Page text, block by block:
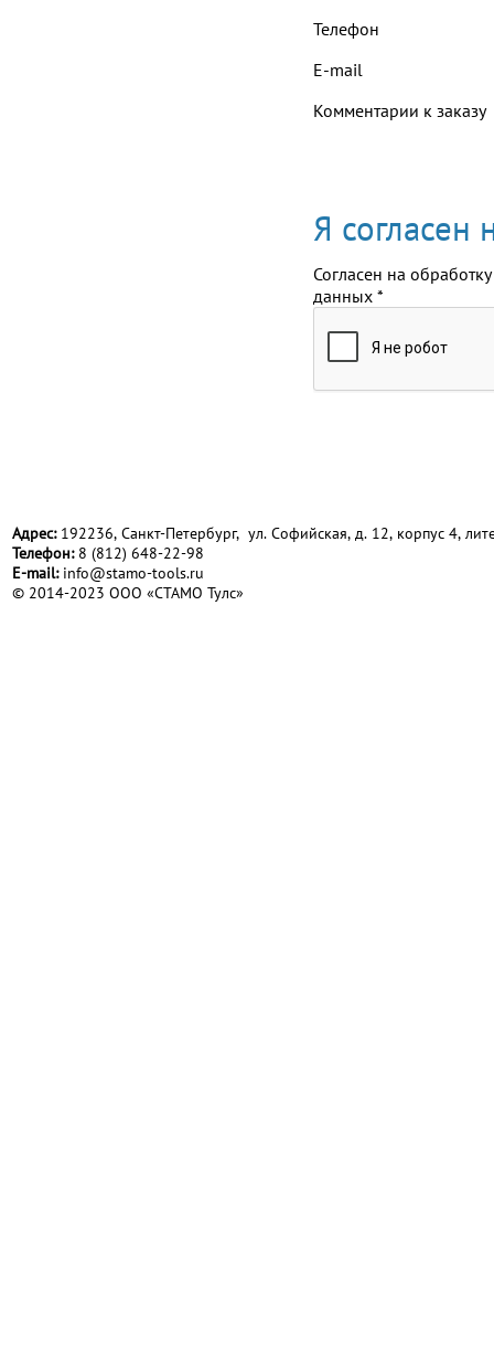
Телефон
E-mail
Комментарии к заказу
Я согласен
Согласен на обработку
данных *
Адрес:192236, Санкт-Петербург, ул. Софийская, д. 12, корпус 4,
Телефон:8 (812) 648-22-98
Е-mail: info@stamo-tools.ru
© 2014-2023 ООО «СТАМО Тулс»